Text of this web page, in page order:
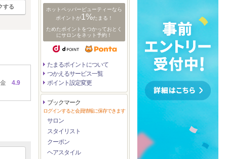
する
4.9
ホットペッパービューティーなら
ポイントが1%たまる！
ためたポイントをつかっておとく
にサロンをネット予約！
たまるポイントについて
つかえるサービス一覧
ポイント設定変更
ブックマーク
ログインすると会員情報に保存できます
サロン
スタイリスト
クーポン
ヘアスタイル